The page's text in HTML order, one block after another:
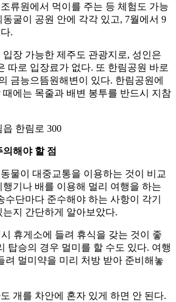
류원에서 먹이를 주는 등 체험도 가능
굴이 공원 안에 각각 있고, 7월에서 9
.
장 가능한 제주도 관광지로, 성인은
따로 입장료가 없다. 또 한림공원 바로
금능으뜸원해변이 있다. 한림공원에
에는 목줄과 배변 봉투를 반드시 지참
한림로 300
해야 할 점
물이 대중교통을 이용하는 것이 비교
기나 배를 이용해 멀리 여행을 하는
수단마다 준수해야 하는 사항이 각기
지 간단하게 알아보았다.
휴게소에 들려 휴식을 갖는 것이 좋
탑승의 경우 멀미를 할 수도 있다. 여행
려 멀미약을 미리 처방 받아 준비해놓
개를 차안에 혼자 있게 하면 안 된다.